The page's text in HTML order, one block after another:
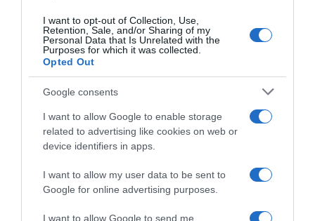
I want to opt-out of Collection, Use,
Retention, Sale, and/or Sharing of my
Personal Data that Is Unrelated with the
Purposes for which it was collected.
Opted Out
Google consents
I want to allow Google to enable storage
related to advertising like cookies on web or
device identifiers in apps.
I want to allow my user data to be sent to
Google for online advertising purposes.
I want to allow Google to send me
Μοιράστηκε τα συναισθήματα που βίωσε, μέσα από
ένα βίντεο στο YouTube
07.11.2025 - 13:31